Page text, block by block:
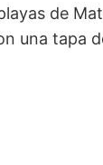
de
una tapa